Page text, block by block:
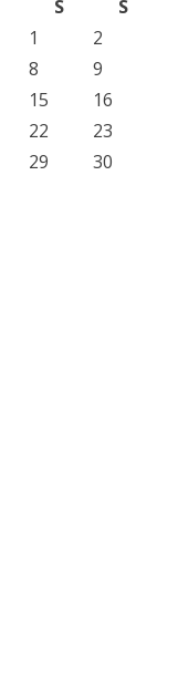
S
S
1
2
8
9
15
16
22
23
29
30